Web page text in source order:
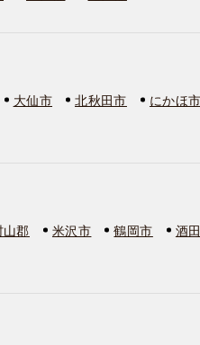
大仙市 北秋田市 にかほ市
郡 米沢市 鶴岡市 酒